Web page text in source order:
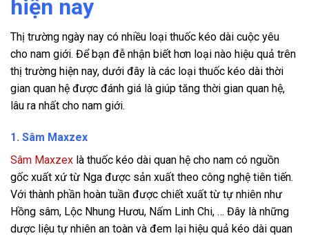
hiện nay
Thị trường ngày nay có nhiều loại thuốc kéo dài cuộc yêu
cho nam giới. Để bạn đễ nhận biết hơn loại nào hiệu quả trên
thị trường hiện nay, dưới đây là các loại thuốc kéo dài thời
gian quan hệ được đánh giá là giúp tăng thời gian quan hệ,
lâu ra nhất cho nam giới.
1. Sâm Maxzex
Sâm Maxzex là thuốc kéo dài quan hệ cho nam có nguồn
gốc xuất xứ từ Nga được sản xuất theo công nghệ tiên tiến.
Với thành phần hoàn tuần được chiết xuất từ tự nhiên như
Hồng sâm, Lộc Nhung Hươu, Nấm Linh Chi, … Đây là những
dược liệu tự nhiên an toàn và đem lại hiệu quả kéo dài quan